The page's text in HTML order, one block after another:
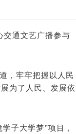
交通文艺广播参与
，牢牢把握以人民
为了人民、发展依
子大学梦”项目，